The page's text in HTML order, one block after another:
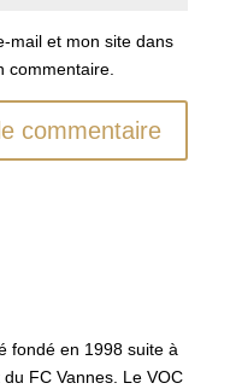
mail et mon site dans
commentaire.
fondé en 1998 suite à
FC Vannes. Le VOC